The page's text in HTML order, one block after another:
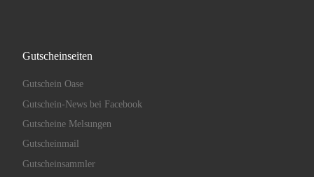
Gutscheinseiten
Gutschein Oase
Gutschein-News bei Facebook
Gutscheine Melsungen
Gutscheinmail
Gutscheinsammler